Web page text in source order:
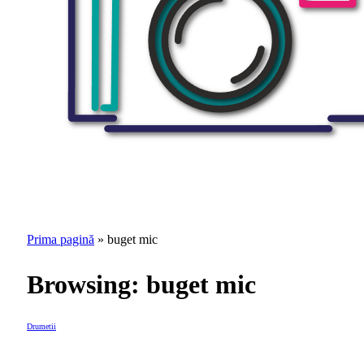
Prima pagină » buget mic
Browsing: buget mic
Drumetii